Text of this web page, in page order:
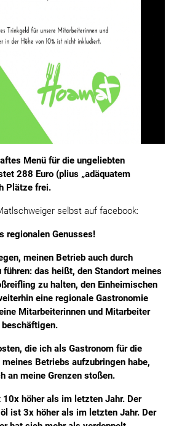
Menü für die ungeliebten
288 Euro (plius „adäquatem
Plätze frei.
selbst auf facebook:
regionalen Genusses!
meinen Betrieb auch durch
das heißt, den Standort meines
zu halten, den Einheimischen
eine regionale Gastronomie
Mitarbeiterinnen und Mitarbeiter
die ich als Gastronom für die
Betriebs aufzubringen habe,
an meine Grenzen stoßen.
10x höher als im letzten Jahr. Der
ist 3x höher als im letzten Jahr. Der